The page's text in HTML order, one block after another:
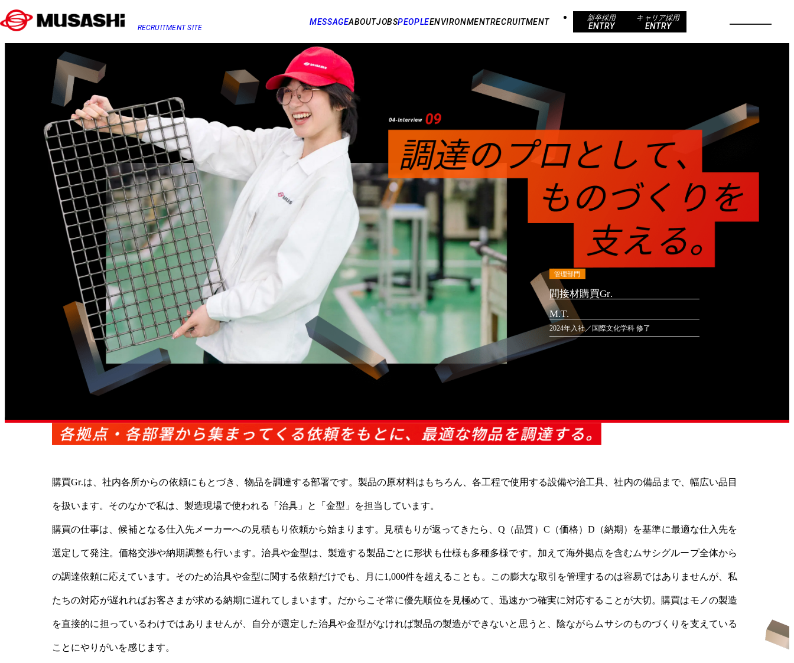
RECRUITMENT SITE
MESSAGEABOUTJOBSPEOPLEENVIRONMENTRECRUITMENT 新卒採用
ENTRY
キャリア採用
ENTRY
管理部門
間接材購買Gr.
M.T.
2024年入社／国際文化学科 修了
購買Gr.は、社内各所からの依頼にもとづき、物品を調達する部署です。製品の原材料はもちろん、各工程で使用する設備や治工具、社内の備品まで、幅広い品目
を扱います。そのなかで私は、製造現場で使われる「治具」と「金型」を担当しています。
購買の仕事は、候補となる仕入先メーカーへの見積もり依頼から始まります。見積もりが返ってきたら、Q（品質）C（価格）D（納期）を基準に最適な仕入先を
選定して発注。価格交渉や納期調整も行います。治具や金型は、製造する製品ごとに形状も仕様も多種多様です。加えて海外拠点を含むムサシグループ全体から
の調達依頼に応えています。そのため治具や金型に関する依頼だけでも、月に1,000件を超えることも。この膨大な取引を管理するのは容易ではありませんが、私
たちの対応が遅れればお客さまが求める納期に遅れてしまいます。だからこそ常に優先順位を見極めて、迅速かつ確実に対応することが大切。購買はモノの製造
を直接的に担っているわけではありませんが、自分が選定した治具や金型がなければ製品の製造ができないと思うと、陰ながらムサシのものづくりを支えている
ことにやりがいを感じます。